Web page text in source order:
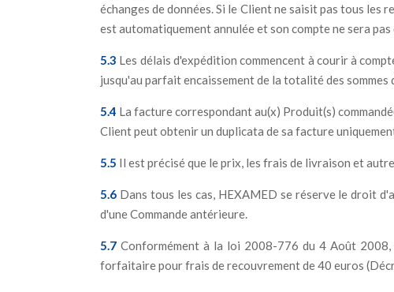
échanges de données. Si le Client ne saisit pas tous les
est automatiquement annulée et son compte ne sera pas
5.3 Les délais d'expédition commencent à courir à
jusqu'au parfait encaissement de la totalité des
5.4 La facture correspondant au(x) Produit(s)
Client peut obtenir un duplicata de sa facture
5.5 Il est précisé que le prix, les frais de livraison et
5.6 Dans tous les cas, HEXAMED se réserve le droit
d'une Commande antérieure.
5.7 Conformément à la loi 2008-776 du 4 Août
forfaitaire pour frais de recouvrement de 40 euros